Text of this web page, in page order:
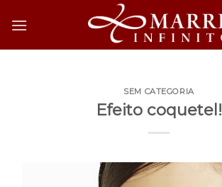
SEM CATEGORIA
Efeito coquetel!